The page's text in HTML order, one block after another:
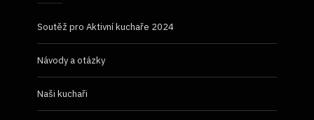
Soutěž pro Aktivní kuchaře 2024
Návody a otázky
Naši kuchaři